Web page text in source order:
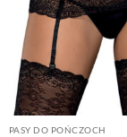
PASY DO POŃCZOCH